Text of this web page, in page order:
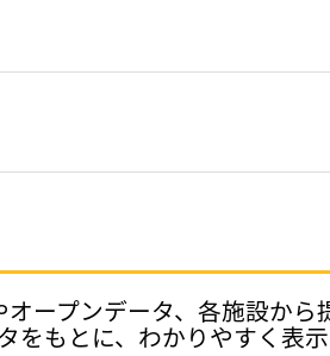
ープンデータ、各施設から
もとに、わかりやすく表示